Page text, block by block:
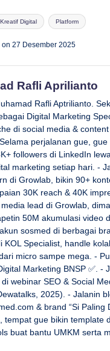
Kreatif Digital Platform
on 27 Desember 2025
Rafli Aprilianto
Rafli Aptrilianto.
Digital Marketing
di social media & content
perjalanan gue, gue
followers di LinkedIn
marketing setiap hari. -
di Growlab, bikin 90+
30K reach & 40K
lead di Growlab,
50M akumulasi video
sosmed di berbagai
KOL Specialist, handle
micro sampe mega. -
Marketing BNSP ✅. -
webinar SEO & Social
2025). - Jalanin
& brand “Si Paling
tempat gue bikin template
buat bantu UMKM serta